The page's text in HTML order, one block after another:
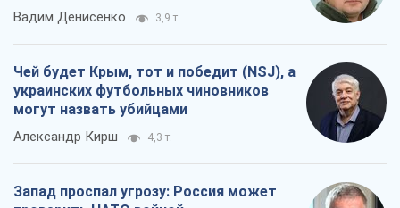
Вадим Денисенко 3,9 т.
Чей будет Крым, тот и победит (NSJ), а
украинских футбольных чиновников
могут назвать убийцами
Александр Кирш 4,3 т.
Запад проспал угрозу: Россия может